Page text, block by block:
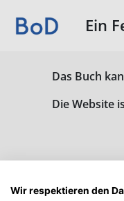
Ein
Das Buch
Die Website
Wir respektieren den